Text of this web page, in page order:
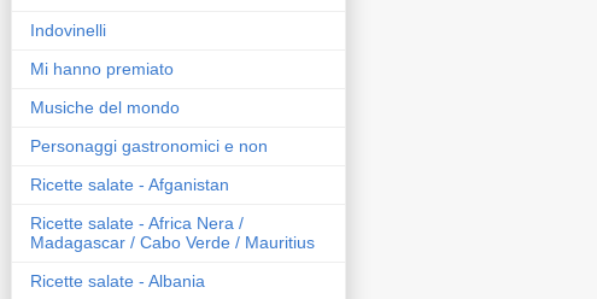
Indovinelli
Mi hanno premiato
Musiche del mondo
Personaggi gastronomici e non
Ricette salate - Afganistan
Ricette salate - Africa Nera /
Madagascar / Cabo Verde / Mauritius
Ricette salate - Albania